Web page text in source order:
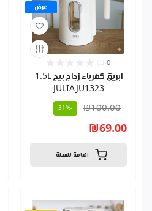
عرض
0
ابريق كهرباء زجاج بيج 1.5L
JULIA JU1323
₪100.00
-31%
₪69.00
اضافة للسلة